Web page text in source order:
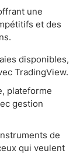
une
et des
disponibles,
TradingView.
plateforme
gestion
de
qui veulent